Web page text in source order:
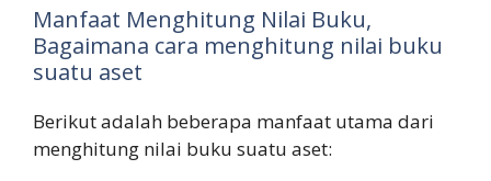
Manfaat Menghitung Nilai Buku,
Bagaimana cara menghitung nilai buku
suatu aset
Berikut adalah beberapa manfaat utama dari
menghitung nilai buku suatu aset: